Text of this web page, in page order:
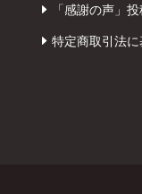
「感謝の声」
特定商取引法